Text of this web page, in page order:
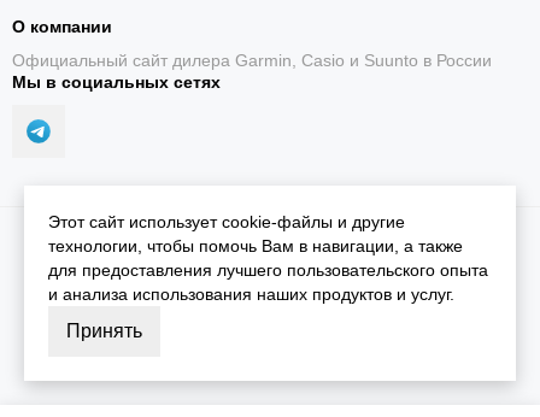
Карты DiveView
Оценка учитывает сон, стресс, тренировки и смену
О компании
Официальный сайт дилера Garmin, Casio и Suunto в России
Мы в социальных сетях
2026 © iGarmin.Карта сайта
Этот сайт использует cookie-файлы и другие
технологии, чтобы помочь Вам в навигации, а также
для предоставления лучшего пользовательского опыта
и анализа использования наших продуктов и услуг.
Принять